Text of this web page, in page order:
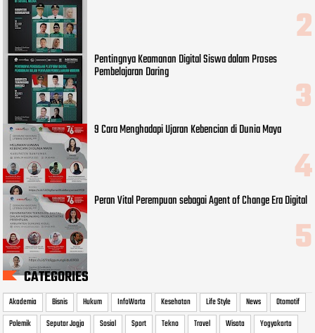
Pentingnya Keamanan Digital Siswa dalam Proses
Pembelajaran Daring
9 Cara Menghadapi Ujaran Kebencian di Dunia Maya
Peran Vital Perempuan sebagai Agent of Change Era Digital
CATEGORIES
Akademia Bisnis Hukum InfoWarta Kesehatan Life Style News
Otomotif
Polemik
Seputar Jogja Sosial Sport Tekno Travel Wisata Yogyakarta